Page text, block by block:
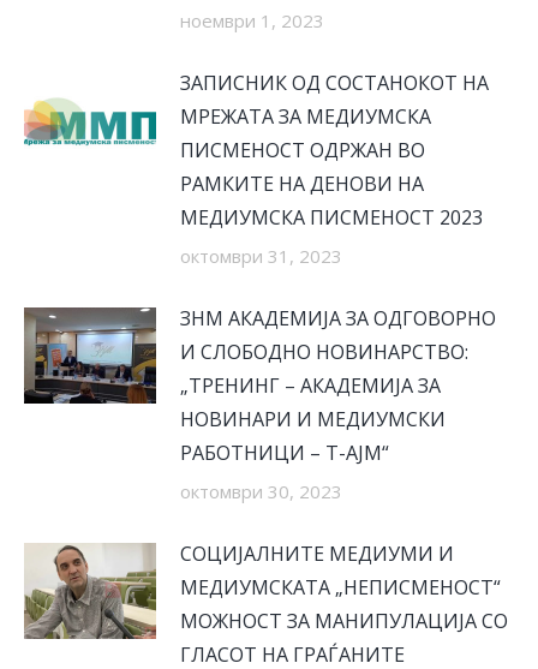
ноември 1, 2023
ЗАПИСНИК ОД СОСТАНОКОТ НА
МРЕЖАТА ЗА МЕДИУМСКА
ПИСМЕНОСТ ОДРЖАН ВО
РАМКИТЕ НА ДЕНОВИ НА
МЕДИУМСКА ПИСМЕНОСТ 2023
октомври 31, 2023
ЗНМ АКАДЕМИЈА ЗА ОДГОВОРНО
И СЛОБОДНО НОВИНАРСТВО:
„ТРЕНИНГ – АКАДЕМИЈА ЗА
НОВИНАРИ И МЕДИУМСКИ
РАБОТНИЦИ – Т-АЈМ“
октомври 30, 2023
СОЦИЈАЛНИТЕ МЕДИУМИ И
МЕДИУМСКАТА „НЕПИСМЕНОСТ“
МОЖНОСТ ЗА МАНИПУЛАЦИЈА СО
ГЛАСОТ НА ГРАЃАНИТЕ